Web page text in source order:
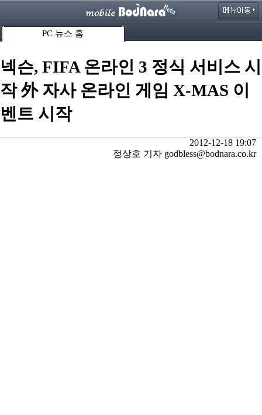
PC 뉴스 홈
넥슨, FIFA 온라인 3 정식 서비스 시
작 外 자사 온라인 게임 X-MAS 이
벤트 시작
2012-12-18 19:07
정상호 기자 godbless@bodnara.co.kr